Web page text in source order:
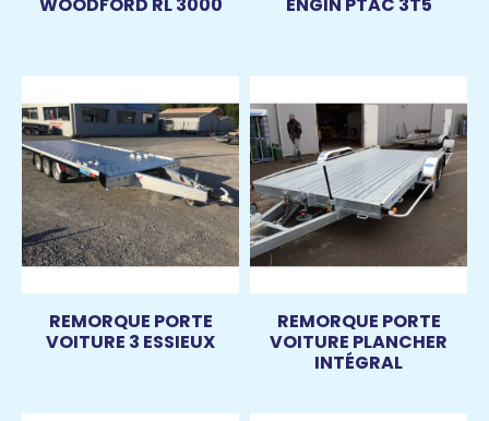
WOODFORD RL 3000 ENGIN PTAC 3T5
REMORQUE PORTE
VOITURE 3 ESSIEUX
REMORQUE PORTE
VOITURE PLANCHER
INTÉGRAL